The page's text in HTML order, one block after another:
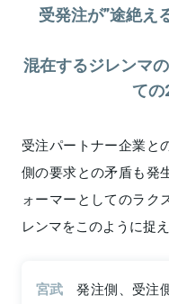
受発注が”途絶え
混在するジレンマ
ての
受注パートナー企業と
側の要求との矛盾も発
ォーマーとしてのラク
レンマをこのように捉え
宮武
発注側、受注